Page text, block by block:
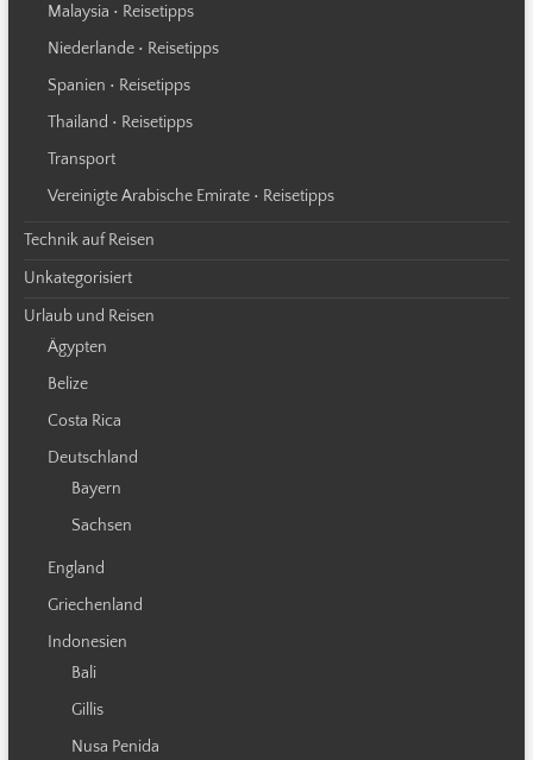
Malaysia • Reisetipps
Niederlande • Reisetipps
Spanien • Reisetipps
Thailand • Reisetipps
Transport
Vereinigte Arabische Emirate • Reisetipps
Technik auf Reisen
Unkategorisiert
Urlaub und Reisen
Ägypten
Belize
Costa Rica
Deutschland
Bayern
Sachsen
England
Griechenland
Indonesien
Bali
Gillis
Nusa Penida